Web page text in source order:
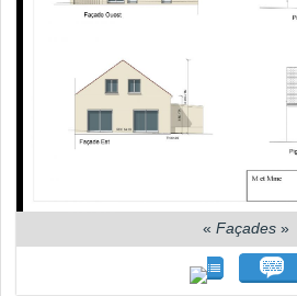
« Façades »